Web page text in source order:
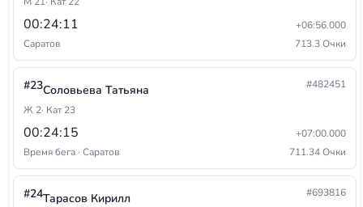
00:24:11
+06:56.000
Саратов
713.3 Очки
#23Соловьева Татьяна
#482451
Ж 2· Кат 23
00:24:15
+07:00.000
Время бега · Саратов
711.34 Очки
#24Тарасов Кирилл
#693816